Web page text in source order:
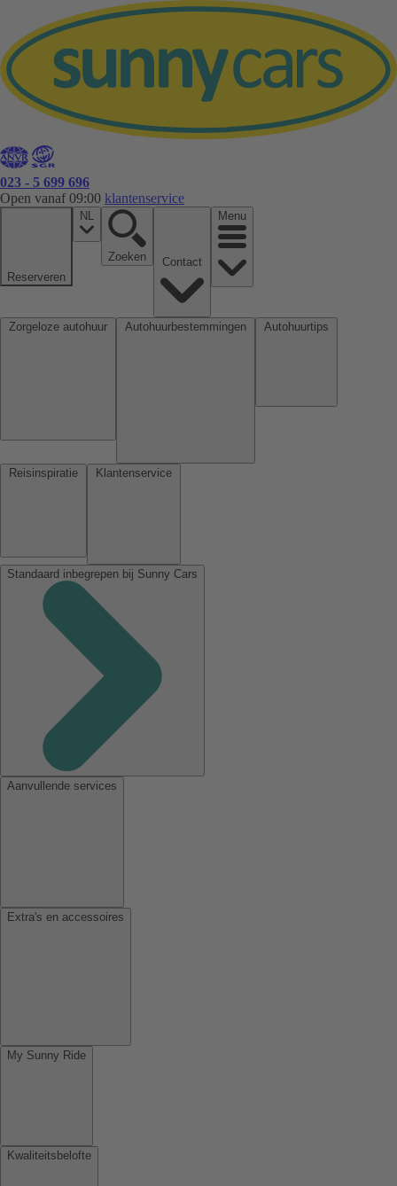
023 - 5 699 696
Open vanaf 09:00 klantenservice
Reserveren
NL
Zoeken
Menu
Standaard inbegrepen bij Sunny Cars
Aanvullende services
Extra's en accessoires
My Sunny Ride
Kwaliteitsbelofte